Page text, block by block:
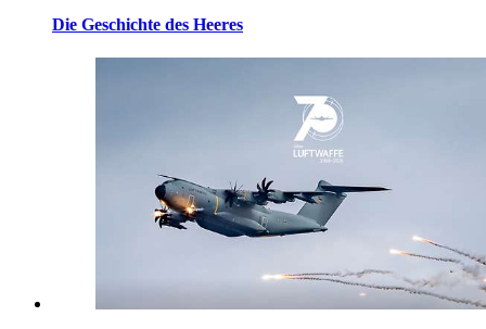
Die Geschichte des Heeres